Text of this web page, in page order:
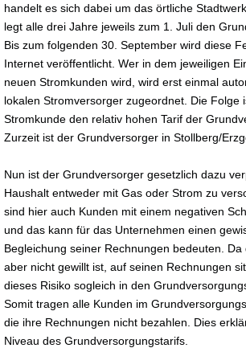
handelt es sich dabei um das örtliche
legt alle drei Jahre jeweils zum 1. Juli den
Bis zum folgenden 30. September wird diese
Internet veröffentlicht. Wer in dem jeweiligen
neuen Stromkunden wird, wird erst einmal
lokalen Stromversorger zugeordnet. Die Folge
Stromkunde den relativ hohen Tarif der
Zurzeit ist der Grundversorger in Stollberg/
Nun ist der Grundversorger gesetzlich dazu
Haushalt entweder mit Gas oder Strom zu
sind hier auch Kunden mit einem negativen
und das kann für das Unternehmen einen
Begleichung seiner Rechnungen bedeuten.
aber nicht gewillt ist, auf seinen Rechnungen
dieses Risiko sogleich in den
Somit tragen alle Kunden im
die ihre Rechnungen nicht bezahlen. Dies
Niveau des Grundversorgungstarifs.